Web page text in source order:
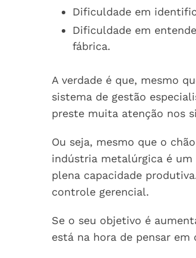
Dificuldade em
Dificuldade em
fábrica.
A verdade é que, mesmo
sistema de gestão
preste muita atenção nos
Ou seja, mesmo que o
indústria metalúrgica é um
plena capacidade
controle gerencial.
Se o seu objetivo é
está na hora de pensar em